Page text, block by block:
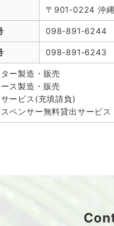
〒901-0224 沖
098-891-6244
098-891-6243
ー製造・販売
ス製造・販売
ービス(充填請負)
ペンサー無料貸出サービス